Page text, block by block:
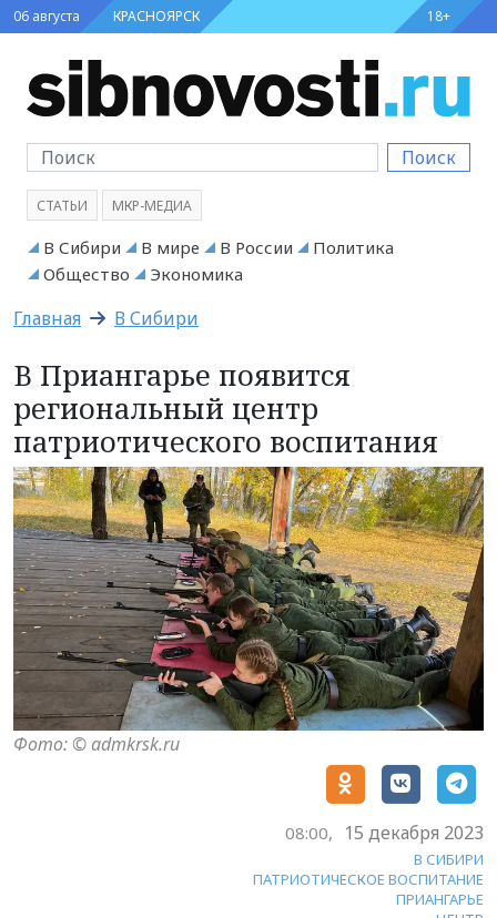
06 августа КРАСНОЯРСК 18+
Поиск
СТАТЬИ МКР-МЕДИА
В Сибири В мире В России
Политика
Общество
Экономика
Главная В Сибири
В Приангарье появится
региональный центр
патриотического воспитания
Фото: © admkrsk.ru
08:00, 15 декабря 2023
В СИБИРИ
ПАТРИОТИЧЕСКОЕ ВОСПИТАНИЕ
ПРИАНГАРЬЕ